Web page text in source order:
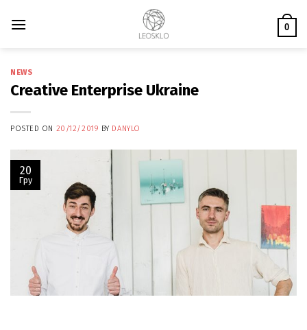
0
NEWS
Creative Enterprise Ukraine
POSTED ON 20/12/2019 BY DANYLO
20
Гру